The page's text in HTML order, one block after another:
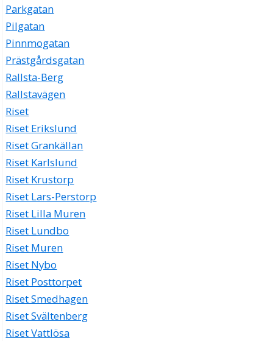
Parkgatan
Pilgatan
Pinnmogatan
Prästgårdsgatan
Rallsta-Berg
Rallstavägen
Riset
Riset Erikslund
Riset Grankällan
Riset Karlslund
Riset Krustorp
Riset Lars-Perstorp
Riset Lilla Muren
Riset Lundbo
Riset Muren
Riset Nybo
Riset Posttorpet
Riset Smedhagen
Riset Svältenberg
Riset Vattlösa